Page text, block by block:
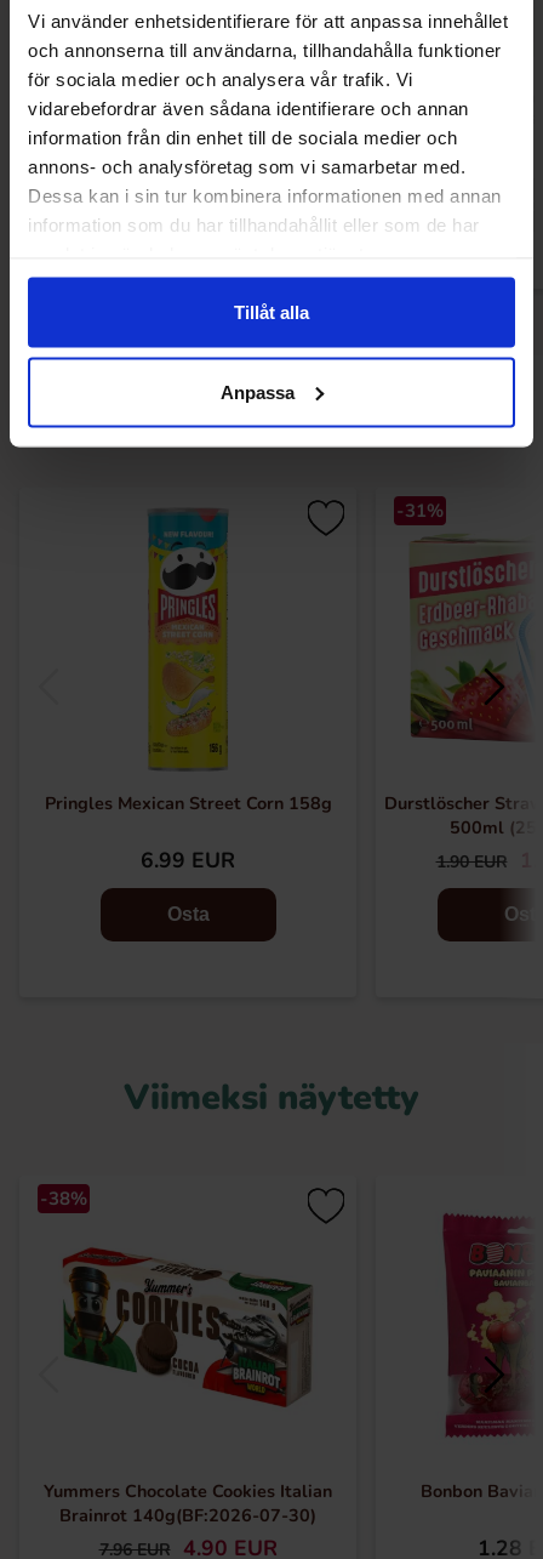
Vi använder enhetsidentifierare för att anpassa innehållet
och annonserna till användarna, tillhandahålla funktioner
för sociala medier och analysera vår trafik. Vi
vidarebefordrar även sådana identifierare och annan
information från din enhet till de sociala medier och
annons- och analysföretag som vi samarbetar med.
Dessa kan i sin tur kombinera informationen med annan
information som du har tillhandahållit eller som de har
Tillåt alla
Anpassa
Sweetzone Blue Raspberry Slices 1kg
11.91 EUR 7.90 EUR
Osta
Sweetzone
Muutkin ostivat
Pringles Mexican Street Corn 158g
6.99 EUR
Osta
-31%
Durstlöscher
500ml
1.90 EUR
Viimeksi näytetty
-38%
Yummers Chocolate Cookies Italian
Brainrot 140g(BF:2026-07-30)
7.96 EUR 4.90 EUR
Bonbon
1.28